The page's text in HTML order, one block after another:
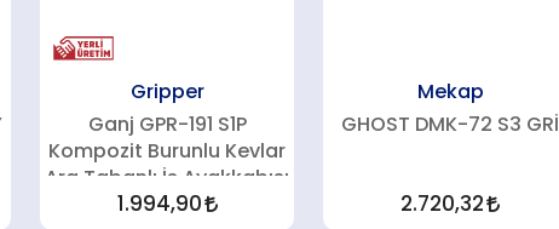
Gripper
Ganj GPR-191 S1P
Kompozit Burunlu Kevlar
Ara Tabanlı İş Ayakkabısı
1.994,90
Mekap
GHOST DMK-72 S3 GRİ
2.720,32